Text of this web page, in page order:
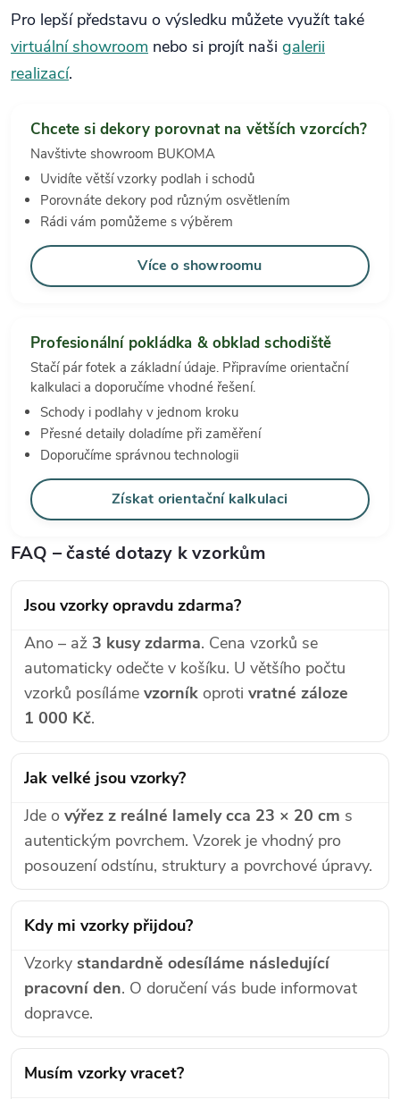
Pro lepší představu o výsledku můžete využít také
virtuální showroom nebo si projít naši galerii
realizací.
Chcete si dekory porovnat na větších vzorcích?
Navštivte showroom BUKOMA
Uvidíte větší vzorky podlah i schodů
Porovnáte dekory pod různým osvětlením
Rádi vám pomůžeme s výběrem
Více o showroomu
Profesionální pokládka & obklad schodiště
Stačí pár fotek a základní údaje. Připravíme orientační
kalkulaci a doporučíme vhodné řešení.
Schody i podlahy v jednom kroku
Přesné detaily doladíme při zaměření
Doporučíme správnou technologii
Získat orientační kalkulaci
FAQ – časté dotazy k vzorkům
Jsou vzorky opravdu zdarma?
Ano – až 3 kusy zdarma. Cena vzorků se
automaticky odečte v košíku. U většího počtu
vzorků posíláme vzorník oproti vratné záloze
1 000 Kč.
Jak velké jsou vzorky?
Jde o výřez z reálné lamely cca 23 × 20 cm s
autentickým povrchem. Vzorek je vhodný pro
posouzení odstínu, struktury a povrchové úpravy.
Kdy mi vzorky přijdou?
Vzorky standardně odesíláme následující
pracovní den. O doručení vás bude informovat
dopravce.
Musím vzorky vracet?